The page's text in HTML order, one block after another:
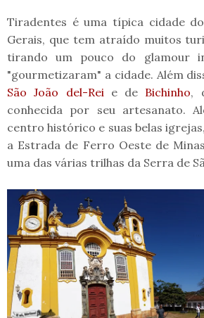
Tiradentes é uma típica cidade
Gerais, que tem atraído muitos
tirando um pouco do glamour
"gourmetizaram" a cidade. Além
São João del-Rei e de Bichinho,
conhecida por seu artesanato.
centro histórico e suas belas
a Estrada de Ferro Oeste de
uma das várias trilhas da Serra de